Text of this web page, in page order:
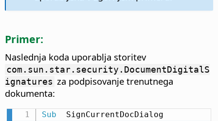
Primer:
Naslednja koda uporablja storitev
com.sun.star.security.DocumentDigitalS
ignatures za podpisovanje trenutnega
dokumenta:
Sub
  SignCurrentDocDialog